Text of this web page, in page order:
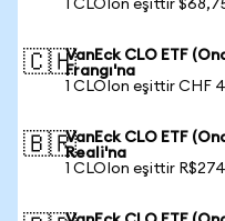
1 CLOIon eşittir
🇨🇭VanEck CLO ETF
Frangı'na
1 CLOIon eşittir CHF
🇧🇷VanEck CLO ETF
Reali'na
1 CLOIon eşittir